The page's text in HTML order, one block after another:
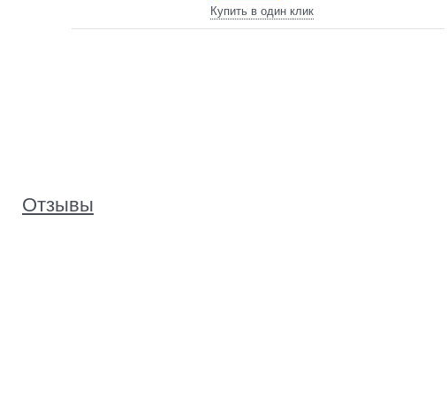
Купить в один клик
Отзывы